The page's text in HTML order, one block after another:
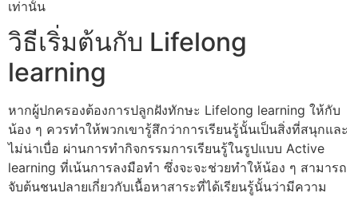
เท่านั้น
วิธีเริ่มต้นกับ Lifelong
learning
หากผู้ปกครองต้องการปลูกฝังทักษะ Lifelong learning ให้กับ
น้อง ๆ ควรทำให้พวกเขารู้สึกว่าการเรียนรู้นั้นเป็นสิ่งที่สนุกและ
ไม่น่าเบื่อ ผ่านการทำกิจกรรมการเรียนรู้ในรูปแบบ Active
learning ที่เน้นการลงมือทำ ซึ่งจะจะช่วยทำให้น้อง ๆ สามารถ
จับต้นชนปลายเกี่ยวกับเนื้อหาสาระที่ได้เรียนรู้นั้นว่ามีความ